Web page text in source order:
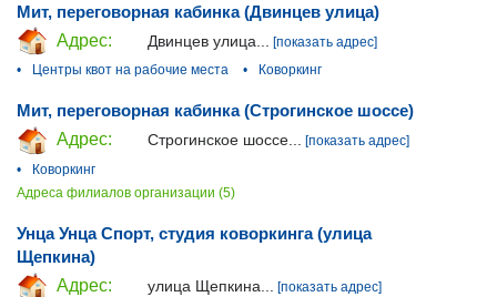
Мит, переговорная кабинка (Двинцев улица)
Адрес:
Двинцев улица...
[показать адрес]
•
Центры квот на рабочие места • Коворкинг
Мит, переговорная кабинка (Строгинское шоссе)
Адрес:
Строгинское шоссе... [показать адрес]
•
Коворкинг
Адреса филиалов организации (5)
Унца Унца Спорт, студия коворкинга (улица
Щепкина)
Адрес:
улица Щепкина...
[показать адрес]